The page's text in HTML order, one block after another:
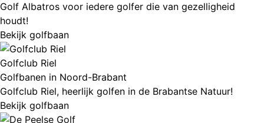
Golf Albatros voor iedere golfer die van gezelligheid
houdt!
Bekijk golfbaan
Golfclub Riel
Golfbanen in Noord-Brabant
Golfclub Riel, heerlijk golfen in de Brabantse Natuur!
Bekijk golfbaan